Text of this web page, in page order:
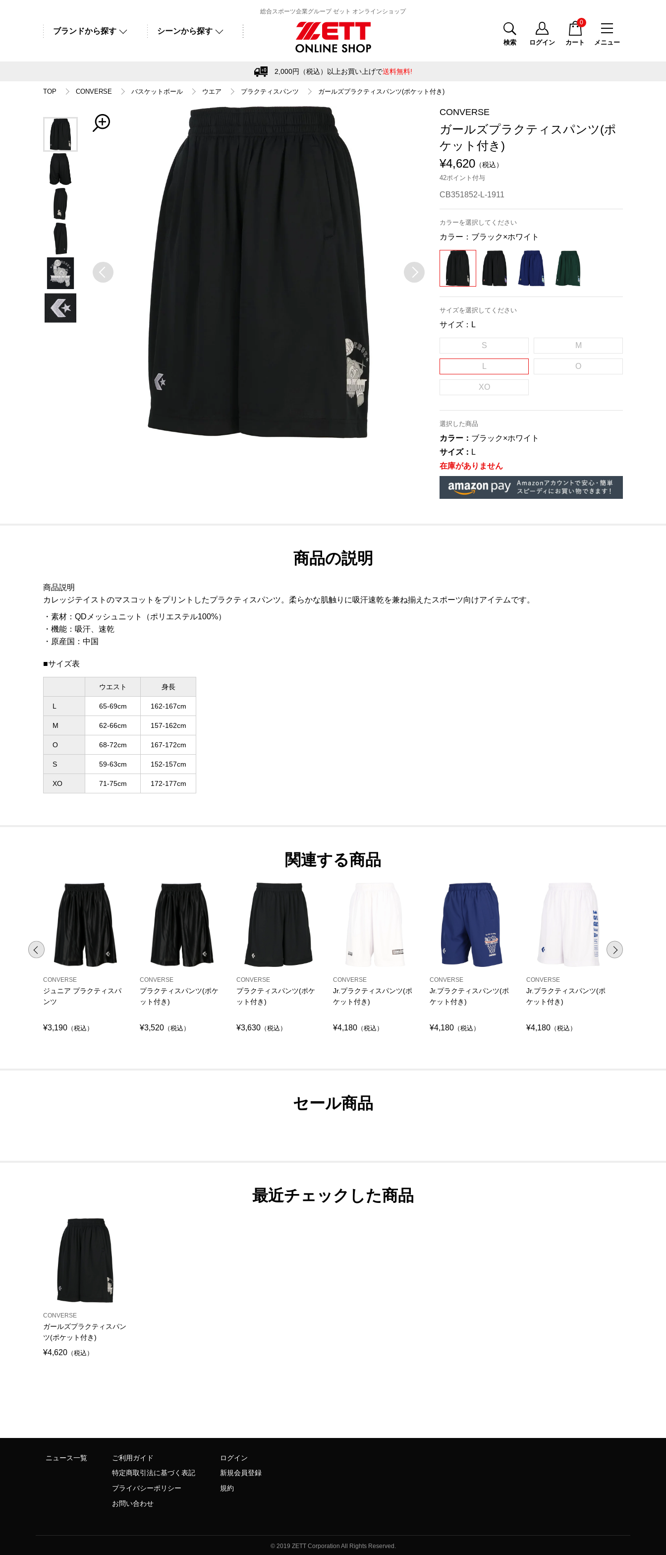
総合スポーツ企業グループ ゼット オンラインショップ
ブランドから探す シーンから探す
メニュー
検索 ログイン カート
0
2,000円（税込）以上お買い上げで送料無料!
TOP CONVERSE バスケットボール ウエア プラクティスパンツ ガールズプラクティスパンツ(ポケット付き)
CONVERSE
ガールズプラクティスパンツ(ポ
ケット付き)
¥4,620 （税込）
42ポイント付与
CB351852-L-1911
カラーを選択してください
カラー： ブラック×ホワイト
サイズを選択してください
サイズ： L
S M
O
XO
選択した商品
カラー： ブラック×ホワイト
サイズ： L
在庫がありません
商品の説明
商品説明
カレッジテイストのマスコットをプリントしたプラクティスパンツ。柔らかな肌触りに吸汗速乾を兼ね揃えたスポーツ向けアイテムです。
素材 ： QDメッシュニット（ポリエステル100%）
機能 ： 吸汗、速乾
原産国 ： 中国
■サイズ表
ウエスト 身長
L 65-69cm 162-167cm
M 62-66cm 157-162cm
O 68-72cm 167-172cm
S 59-63cm 152-157cm
XO 71-75cm 172-177cm
関連する商品
CONVERSE
ジュニア プラクティスパ
ンツ
¥3,190 （税込）
CONVERSE
プラクティスパンツ(ポケ
ット付き)
¥3,520 （税込）
CONVERSE
プラクティスパンツ(ポケ
ット付き)
¥3,630 （税込）
CONVERSE
Jr.プラクティスパンツ(ポ
ケット付き)
¥4,180 （税込）
CONVERSE
Jr.プラクティスパンツ(ポ
ケット付き)
¥4,180 （税込）
CONVERSE
Jr.プラクティスパンツ(ポ
ケット付き)
¥4,180 （税込）
セール商品
最近チェックした商品
CONVERSE
ガールズプラクティスパン
ツ(ポケット付き)
¥4,620 （税込）
ニュース一覧
ご利用ガイド
特定商取引法に基づく表記
プライバシーポリシー
お問い合わせ
ログイン
新規会員登録
規約
© 2019 ZETT Corporation All Rights Reserved.